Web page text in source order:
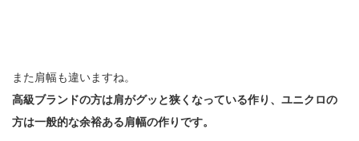
また肩幅も違いますね。
高級ブランドの方は肩がグッと狭くなっている作り、ユニクロの
方は一般的な余裕ある肩幅の作りです。